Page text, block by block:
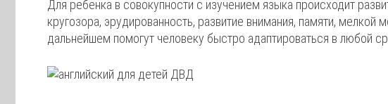
Для ребенка в совокупности с изучением языка происходит
кругозора, эрудированность, развитие внимания, памяти,
дальнейшем помогут человеку быстро адаптироваться в любой